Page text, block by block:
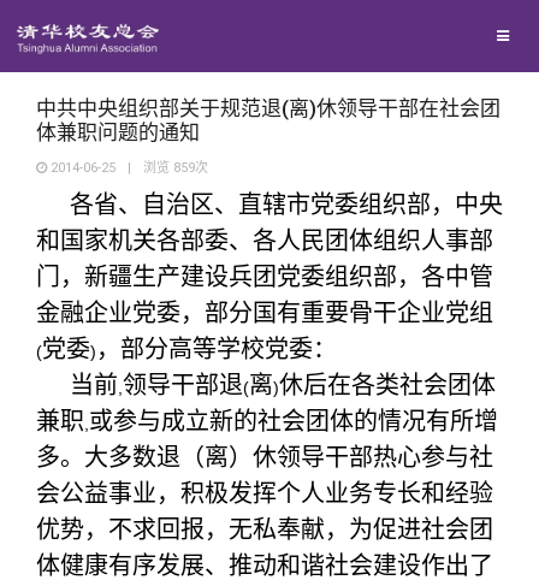
西南联大校友会
义工计划
新媒体平台
青春风采
校友文苑
校友讲坛
校友视界
信息化服务
三创大赛
实用信息
总会简介
会长致辞
总会章程
理事会名单
制度法规
联系我们
关闭
中共中央组织部关于规范退(离)休领导干部在社会团
体兼职问题的通知
2014-06-25 | 浏览 859次
各省、自治区、直辖市党委组织部，中央
和国家机关各部委、各人民团体组织人事部
门，新疆生产建设兵团党委组织部，各中管
金融企业党委，部分国有重要骨干企业党组
(党委) ，部分高等学校党委：
当前 领导干部退(离)休后在各类社会团体
兼职 或参与成立新的社会团体的情况有所增
多。大多数退（离）休领导干部热心参与社
会公益事业，积极发挥个人业务专长和经验
优势，不求回报，无私奉献，为促进社会团
体健康有序发展、推动和谐社会建设作出了